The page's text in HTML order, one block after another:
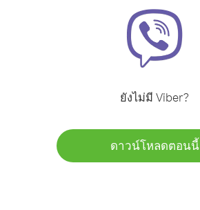
ยังไม่มี Viber?
ดาวน์โหลดตอนนี้